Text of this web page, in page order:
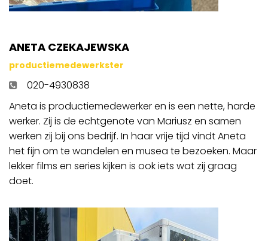
ANETA CZEKAJEWSKA
productiemedewerkster
020-4930838
Aneta is productiemedewerker en is een nette, harde
werker. Zij is de echtgenote van Mariusz en samen
werken zij bij ons bedrijf. In haar vrije tijd vindt Aneta
het fijn om te wandelen en musea te bezoeken. Maar
lekker films en series kijken is ook iets wat zij graag
doet.